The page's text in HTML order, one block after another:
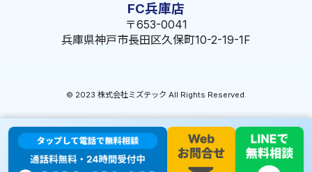
FC兵庫店
〒653-0041
兵庫県神戸市長田区久保町10-2-19-1F
© 2023 株式会社ミズテック All Rights Reserved.